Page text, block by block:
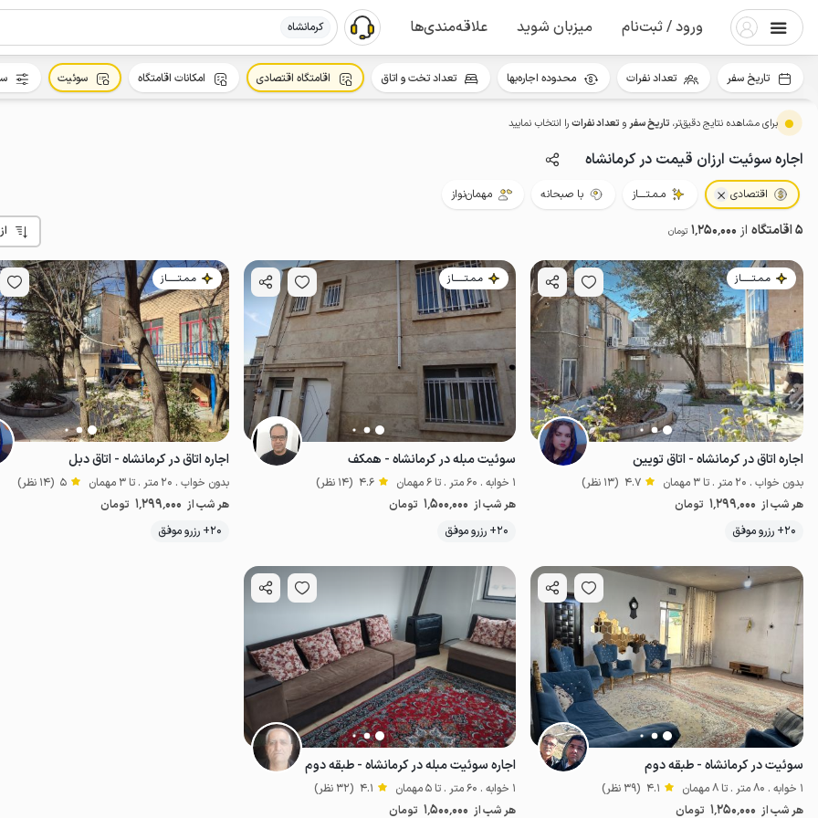
ورود / ثبت‌نام میزبان شوید علاقه‌مندی‌ها کرمانشاه
برای مشاهده نتایج دقیق‌تر، تاریخ سفرو تعداد نفراترا انتخاب نمایید
اجاره سوئیت ارزان قیمت در کرمانشاه
اقتصادی مـمـتــــاز با صبحانه مهمان‌نواز
5 اقامتگاه از 1٬250٬000 تومان
مـمـتــــــاز
اجاره اتاق در کرمانشاه - اتاق تویین
بدون خواب . 20 متر . تا 3 مهمان 4.7 (13 نظر)
هر شب از 1٬299٬000 تومان
20+ رزرو موفق
اقتصادی موقعیت در نقشه
مـمـتــــــاز
سوئیت مبله در کرمانشاه - همکف
1 خوابه . 60 متر . تا 6 مهمان 4.6 (14 نظر)
هر شب از 1٬500٬000 تومان
20+ رزرو موفق
اقتصادی
مـمـتــــــاز
اجاره اتاق در کرمانشاه - اتاق دبل
بدون خواب . 20 متر . تا 3 مهمان 5 (14 نظر)
هر شب از 1٬299٬000 تومان
20+ رزرو موفق
سوئیت در کرمانشاه - طبقه دوم
1 خوابه . 80 متر . تا 8 مهمان 4.1 (39 نظر)
هر شب از 1٬250٬000 تومان
اجاره سوئیت مبله در کرمانشاه - طبقه دوم
1 خوابه . 60 متر . تا 5 مهمان 4.1 (32 نظر)
هر شب از 1٬500٬000 تومان
تاریخ سفر تعداد نفرات محدوده اجاره‌بها تعداد تخت و اتاق اقامتگاه اقتصادی امکانات اقامتگاه سوئیت